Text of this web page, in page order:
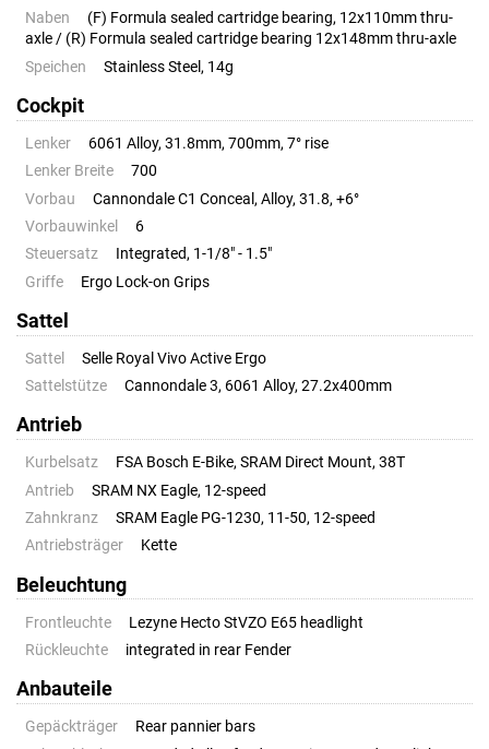
Naben
(F) Formula sealed cartridge bearing, 12x110mm thru-
axle / (R) Formula sealed cartridge bearing 12x148mm thru-axle
Speichen
Stainless Steel, 14g
Cockpit
Lenker
6061 Alloy, 31.8mm, 700mm, 7° rise
Lenker Breite
700
Vorbau
Cannondale C1 Conceal, Alloy, 31.8, +6°
Vorbauwinkel
6
Steuersatz
Integrated, 1-1/8" - 1.5"
Griffe
Ergo Lock-on Grips
Sattel
Sattel
Selle Royal Vivo Active Ergo
Sattelstütze
Cannondale 3, 6061 Alloy, 27.2x400mm
Antrieb
Kurbelsatz
FSA Bosch E-Bike, SRAM Direct Mount, 38T
Antrieb
SRAM NX Eagle, 12-speed
Zahnkranz
SRAM Eagle PG-1230, 11-50, 12-speed
Antriebsträger
Kette
Beleuchtung
Frontleuchte
Lezyne Hecto StVZO E65 headlight
Rückleuchte
integrated in rear Fender
Anbauteile
Gepäckträger
Rear pannier bars